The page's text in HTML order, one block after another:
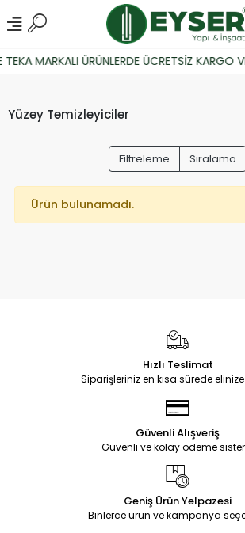
TEKA MARKALI ÜRÜNLERDE ÜCRETSİZ KARGO
Yüzey Temizleyiciler
Filtreleme Sıralama
Ürün bulunamadı.
Hızlı Teslimat
Siparişleriniz en kısa sürede elinize
Güvenli Alışveriş
Güvenli ve kolay ödeme
Geniş Ürün Yelpazesi
Binlerce ürün ve kampanya